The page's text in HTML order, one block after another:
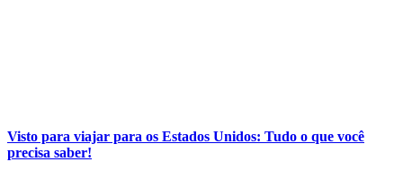
Visto para viajar para os Estados Unidos: Tudo o que você
precisa saber!